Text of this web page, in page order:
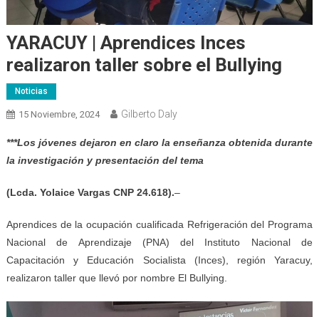
YARACUY | Aprendices Inces
realizaron taller sobre el Bullying
Noticias
15 Noviembre, 2024 Gilberto Daly
***Los jóvenes dejaron en claro la enseñanza obtenida durante
la investigación y presentación del tema
(Lcda. Yolaice Vargas CNP 24.618).–
Aprendices de la ocupación cualificada Refrigeración del Programa
Nacional de Aprendizaje (PNA) del Instituto Nacional de
Capacitación y Educación Socialista (Inces), región Yaracuy,
realizaron taller que llevó por nombre El Bullying.